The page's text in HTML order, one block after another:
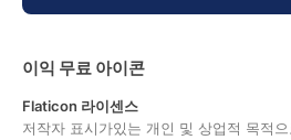
이익 무료 아이콘
Flaticon 라이센스
저작자 표시가있는 개인 및 상업적 목적